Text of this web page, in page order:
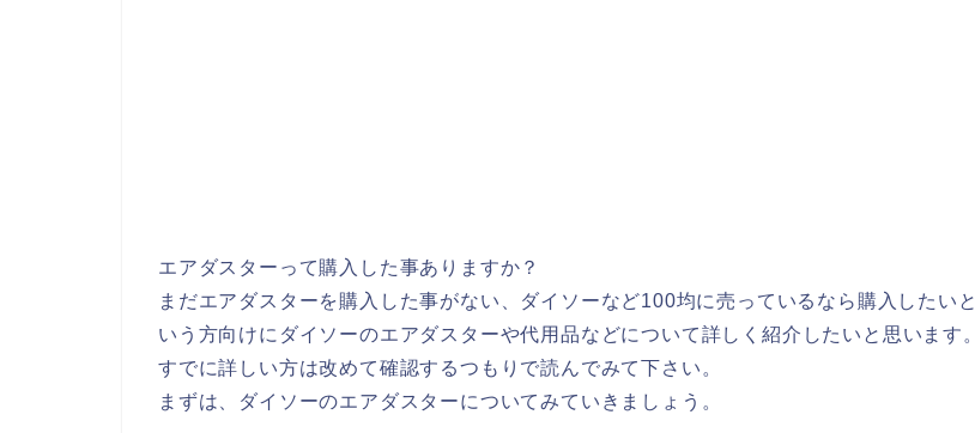
エアダスターって購入した事ありますか？
まだエアダスターを購入した事がない、ダイソーなど100均に売っているなら購入したいと
いう方向けにダイソーのエアダスターや代用品などについて詳しく紹介したいと思います。
すでに詳しい方は改めて確認するつもりで読んでみて下さい。
まずは、ダイソーのエアダスターについてみていきましょう。